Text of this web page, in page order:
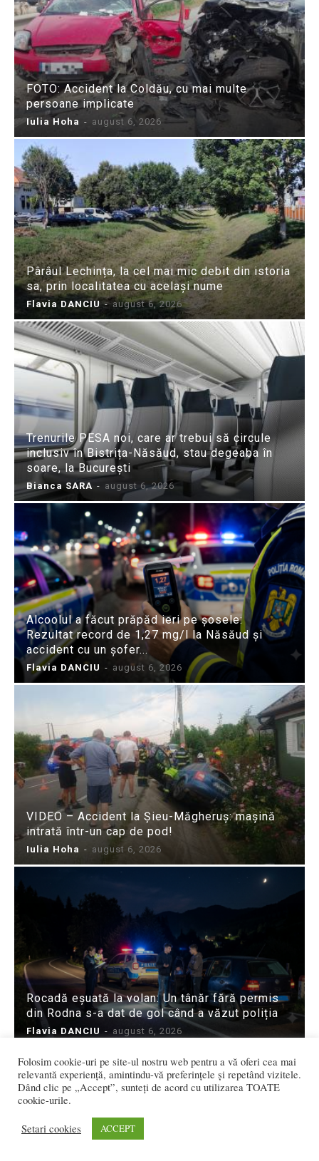
FOTO: Accident la Coldău, cu mai multe
persoane implicate
Iulia Hoha - august 6, 2026
Pârâul Lechința, la cel mai mic debit din istoria
sa, prin localitatea cu același nume
Flavia DANCIU - august 6, 2026
Trenurile PESA noi, care ar trebui să circule
inclusiv în Bistrița-Năsăud, stau degeaba în
soare, la București
Bianca SARA - august 6, 2026
Alcoolul a făcut prăpăd ieri pe șosele:
Rezultat record de 1,27 mg/l la Năsăud și
accident cu un șofer...
Flavia DANCIU - august 6, 2026
VIDEO – Accident la Șieu-Măgheruș: mașină
intrată într-un cap de pod!
Iulia Hoha - august 6, 2026
Rocadă eșuată la volan: Un tânăr fără permis
din Rodna s-a dat de gol când a văzut poliția
Flavia DANCIU - august 6, 2026
Folosim cookie-uri pe site-ul nostru web pentru a vă oferi cea mai
relevantă experiență, amintindu-vă preferințele și repetând vizitele.
Dând clic pe „Accept”, sunteți de acord cu utilizarea TOATE
cookie-urile.
Setari cookies ACCEPT